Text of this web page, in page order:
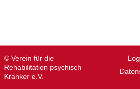
© Verein für die
Rehabilitation psychisch
Kranker e.V.